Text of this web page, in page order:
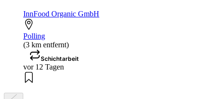
InnFood Organic GmbH
Polling
(3 km entfernt)
Schichtarbeit
vor 12 Tagen